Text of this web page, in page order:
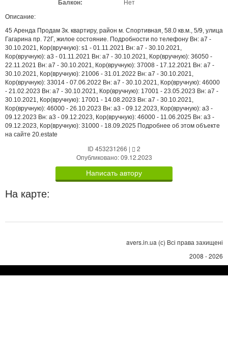
Балкон:
Нет
Описание:
45 Аренда Продам 3к. квартиру, район м. Спортивная, 58.0 кв.м., 5/9, улица
Гагарина пр. 72Г, жилое состояние. Подробности по телефону Вн: a7 -
30.10.2021, Кор(вручную): s1 - 01.11.2021 Вн: a7 - 30.10.2021,
Кор(вручную): a3 - 01.11.2021 Вн: a7 - 30.10.2021, Кор(вручную): 36050 -
22.11.2021 Вн: a7 - 30.10.2021, Кор(вручную): 37008 - 17.12.2021 Вн: a7 -
30.10.2021, Кор(вручную): 21006 - 31.01.2022 Вн: a7 - 30.10.2021,
Кор(вручную): 33014 - 07.06.2022 Вн: a7 - 30.10.2021, Кор(вручную): 46000
- 21.02.2023 Вн: a7 - 30.10.2021, Кор(вручную): 17001 - 23.05.2023 Вн: a7 -
30.10.2021, Кор(вручную): 17001 - 14.08.2023 Вн: a7 - 30.10.2021,
Кор(вручную): 46000 - 26.10.2023 Вн: a3 - 09.12.2023, Кор(вручную): a3 -
09.12.2023 Вн: a3 - 09.12.2023, Кор(вручную): 46000 - 11.06.2025 Вн: a3 -
09.12.2023, Кор(вручную): 31000 - 18.09.2025 Подробнее об этом объекте
на сайте 20.estate
ID 453231266 |
2
Опубликовано: 09.12.2023
Написать автору
На карте:
avers.in.ua (с) Всі права захищені
2008 - 2026